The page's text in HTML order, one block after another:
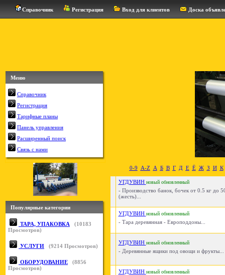
Справочник Регистрация Вход для клиентов Доска
Меню
Справочник
Регистрация
Тарифные планы
Панель управления
Расширенный поиск
Связь с нами
Популярные категории
ТАРА, УПАКОВКА (10183
Просмотров)
УСЛУГИ (9214 Просмотров)
ОБОРУДОВАНИЕ (8856
Просмотров)
0-9 A-Z А Б В Г Д Е Ё Ж З И К
УГДУВИН новый обновленный
- Производство банок, бочек от 0.5 кг до
(жесть)...
УГДУВИН новый обновленный
- Тара деревянная - Европоддоны...
УГДУВИН новый обновленный
- Деревянные ящики под овощи и фрукты...
УГДУВИН новый обновленный